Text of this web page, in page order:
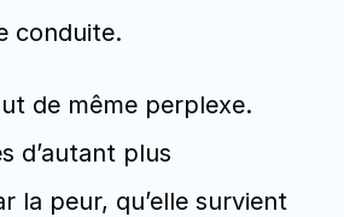
conduite.
de même perplexe.
d’autant plus
la peur, qu’elle survient